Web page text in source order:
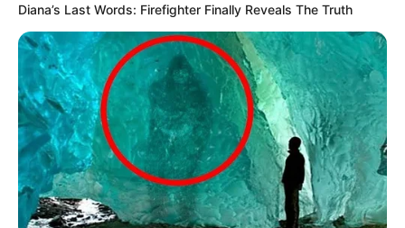
Diana’s Last Words: Firefighter Finally Reveals The Truth